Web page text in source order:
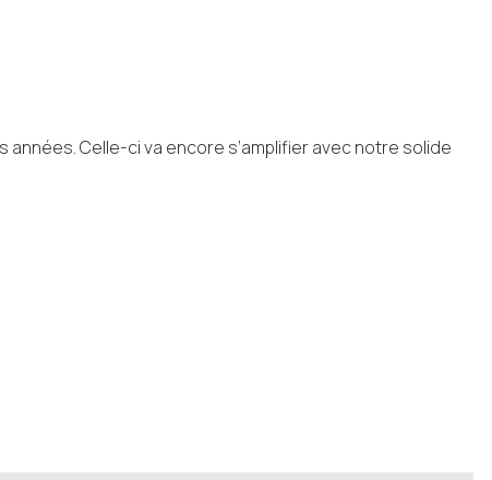
années. Celle-ci va encore s’amplifier avec notre solide